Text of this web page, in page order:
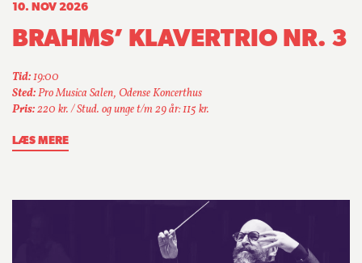
10. NOV 2026
BRAHMS’ KLAVERTRIO NR. 3
Tid:19:00
Sted:Pro Musica Salen, Odense Koncerthus
Pris:220 kr. / Stud. og unge t/m 29 år: 115 kr.
LÆS MERE